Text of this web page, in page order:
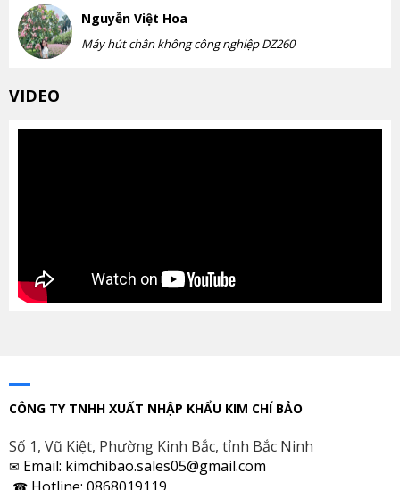
Nguyễn Việt Hoa
Máy hút chân không công nghiệp DZ260
VIDEO
CÔNG TY TNHH XUẤT NHẬP KHẨU KIM CHÍ BẢO
Số 1, Vũ Kiệt, Phường Kinh Bắc, tỉnh Bắc Ninh
✉ Email: kimchibao.sales05@gmail.com